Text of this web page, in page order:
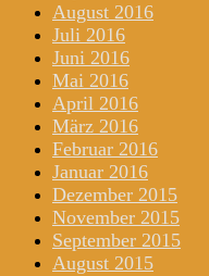
August 2016
Juli 2016
Juni 2016
Mai 2016
April 2016
März 2016
Februar 2016
Januar 2016
Dezember 2015
November 2015
September 2015
August 2015